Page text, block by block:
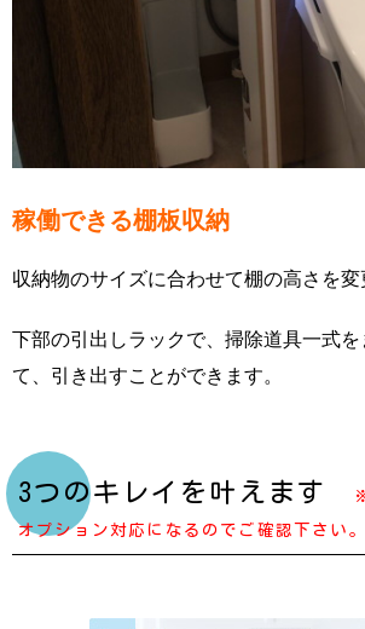
稼働できる棚板収納
収納物のサイズに合わせて棚の高さを変
下部の引出しラックで、掃除道具一式
て、引き出すことができます。
3つのキレイを叶えます
オプション対応になるのでご確認下さい。